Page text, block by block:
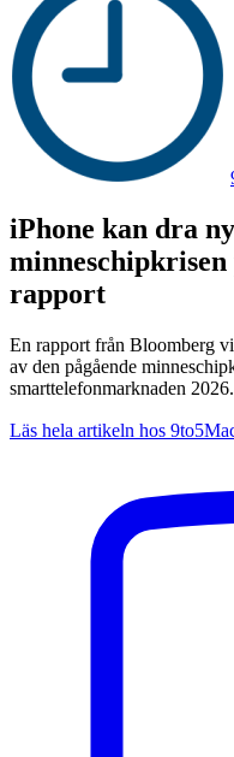
iPhone kan dra
minneschipkrisen
rapport
En rapport från Bloomberg
av den pågående
smarttelefonmarknaden 2026.
Läs hela artikeln hos